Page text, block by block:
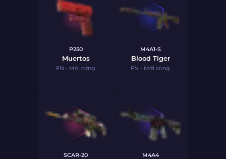
P250
Muertos
FN - Mới cứng
M4A1-S
Blood Tiger
FN - Mới cứng
SCAR-20 M4A4